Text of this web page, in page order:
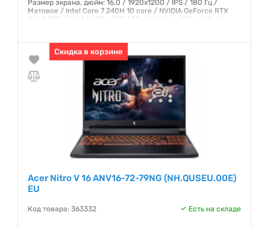
Размер экрана, дюйм: 16,0 / 1920x1200 / IPS / 180 Гц /
Матовое / Intel Core 7 240H 10 core / NVIDIA GeForce RTX
5060 8ГБ / RAM 16 GB / SSD 1 TB / Windows 11 Pro / Black
Скидка в корзине
Acer Nitro V 16 ANV16-72-79NG (NH.QUSEU.00E)
EU
Код товара: 363332 Есть на складе